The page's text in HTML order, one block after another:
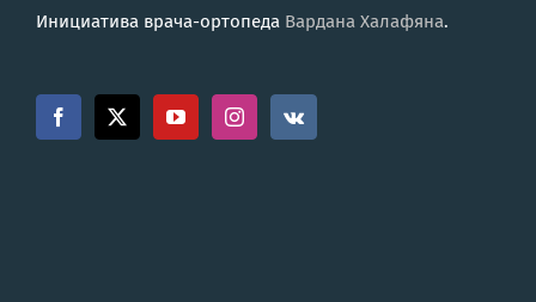
Инициатива врача-ортопеда Вардана Халафяна.